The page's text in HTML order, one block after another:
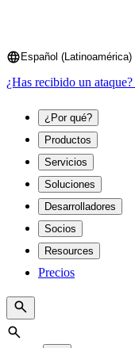
Language
Español (Latinoamérica)
¿Has recibido un ataque?
¿Por qué?
Productos
Servicios
Soluciones
Desarrolladores
Socios
Resources
Precios
Search